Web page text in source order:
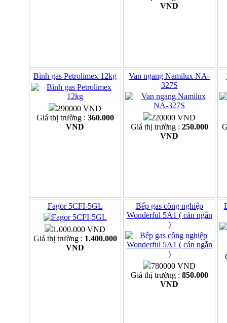
VND
Bình gas Petrolimex 12kg
290000 VND
Giá thị trường : 360.000
VND
Van ngang Namilux NA-
327S
220000 VND
Giá thị trường : 250.000
VND
Fagor 5CFI-5GL
1.000.000 VND
Giá thị trường : 1.400.000
VND
Bếp gas công nghiệp
Wonderful 5A1 ( cán ngắn
)
780000 VND
Giá thị trường : 850.000
VND